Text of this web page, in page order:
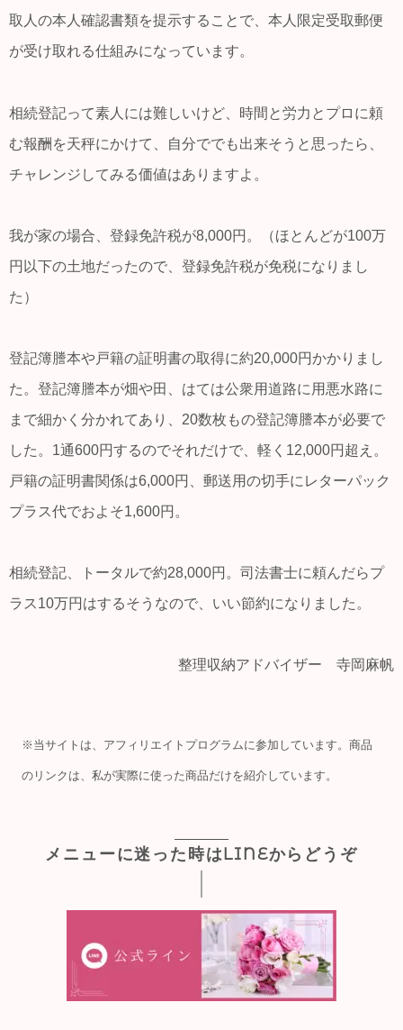
取人の本人確認書類を提示することで、本人限定受取郵便
が受け取れる仕組みになっています。
相続登記って素人には難しいけど、時間と労力とプロに頼
む報酬を天秤にかけて、自分ででも出来そうと思ったら、
チャレンジしてみる価値はありますよ。
我が家の場合、登録免許税が8,000円。（ほとんどが100万
円以下の土地だったので、登録免許税が免税になりまし
た）
登記簿謄本や戸籍の証明書の取得に約20,000円かかりまし
た。登記簿謄本が畑や田、はては公衆用道路に用悪水路に
まで細かく分かれてあり、20数枚もの登記簿謄本が必要で
した。1通600円するのでそれだけで、軽く12,000円超え。
戸籍の証明書関係は6,000円、郵送用の切手にレターパック
プラス代でおよそ1,600円。
相続登記、トータルで約28,000円。司法書士に頼んだらプ
ラス10万円はするそうなので、いい節約になりました。
整理収納アドバイザー 寺岡麻帆
※当サイトは、アフィリエイトプログラムに参加しています。商品
のリンクは、私が実際に使った商品だけを紹介しています。
メニューに迷った時はLINEからどうぞ